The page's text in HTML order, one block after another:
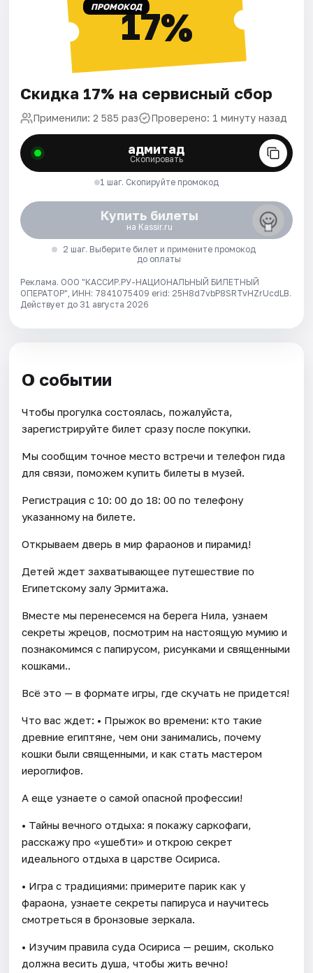
ПРОМОКОД17%
Скидка 17% на сервисный сбор
Применили: 2 585 раз Проверено: 1 минуту назад
адмитад
Скопировать
1 шаг. Скопируйте промокод
Купить билеты
на Kassir.ru
2 шаг. Выберите билет и примените промокод
до оплаты
Реклама. ООО "КАССИР.РУ-НАЦИОНАЛЬНЫЙ БИЛЕТНЫЙ
ОПЕРАТОР", ИНН: 7841075409 erid: 25H8d7vbP8SRTvHZrUcdLB.
Действует до 31 августа 2026
О событии
Чтобы прогулка состоялась, пожалуйста,
зарегистрируйте билет сразу после покупки.
Мы сообщим точное место встречи и телефон гида
для связи, поможем купить билеты в музей.
Регистрация с 10: 00 до 18: 00 по телефону
указанному на билете.
Открываем дверь в мир фараонов и пирамид!
Детей ждет захватывающее путешествие по
Египетскому залу Эрмитажа.
Вместе мы перенесемся на берега Нила, узнаем
секреты жрецов, посмотрим на настоящую мумию и
познакомимся с папирусом, рисунками и священными
кошками..
Всё это — в формате игры, где скучать не придется!
Что вас ждет: • Прыжок во времени: кто такие
древние египтяне, чем они занимались, почему
кошки были священными, и как стать мастером
иероглифов.
А еще узнаете о самой опасной профессии!
• Тайны вечного отдыха: я покажу саркофаги,
расскажу про «ушебти» и открою секрет
идеального отдыха в царстве Осириса.
• Игра с традициями: примерите парик как у
фараона, узнаете секреты папируса и научитесь
смотреться в бронзовые зеркала.
• Изучим правила суда Осириса — решим, сколько
должна весить душа, чтобы жить вечно!